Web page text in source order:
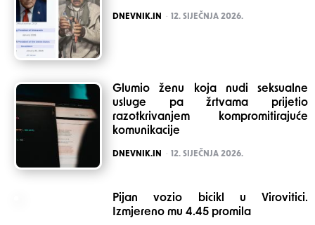
POSTED
DNEVNIK.IN 12. SIJEČNJA 2026.
Glumio ženu koja nudi seksualne
usluge pa žrtvama prijetio
razotkrivanjem kompromitirajuće
komunikacije
POSTED
DNEVNIK.IN 12. SIJEČNJA 2026.
Pijan vozio bicikl u Virovitici.
Izmjereno mu 4.45 promila